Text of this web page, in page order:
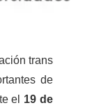
trans
de
el 19 de